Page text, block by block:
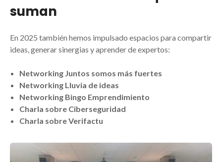
suman
En 2025 también hemos impulsado espacios para compartir
ideas, generar sinergias y aprender de expertos:
Networking Juntos somos más fuertes
Networking Lluvia de ideas
Networking Bingo Emprendimiento
Charla sobre Ciberseguridad
Charla sobre Verifactu